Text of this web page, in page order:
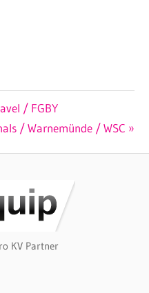
/ FGBY
/ Warnemünde / WSC
KV Partner